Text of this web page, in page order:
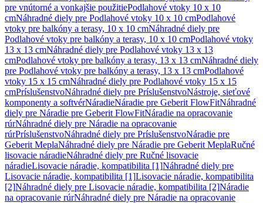
pre vnútorné a vonkajšie použitiePodlahové vtoky 10 x 10
cmNáhradné diely pre Podlahové vtoky 10 x 10 cmPodlahové
vtoky pre balkóny a terasy, 10 x 10 cmNáhradné diely pre
Podlahové vtoky pre balkóny a terasy, 10 x 10 cmPodlahové vtoky
13 x 13 cmNáhradné diely pre Podlahové vtoky 13 x 13
cmPodlahové vtoky pre balkóny a terasy, 13 x 13 cmNáhradné diely
pre Podlahové vtoky pre balkóny a terasy, 13 x 13 cmPodlahové
vtoky 15 x 15 cmNáhradné diely pre Podlahové vtoky 15 x 15
cmPríslušenstvoNáhradné diely pre PríslušenstvoNástroje, sieťové
komponenty a softvérNáradieNáradie pre Geberit FlowFitNáhradné
diely pre Náradie pre Geberit FlowFitNáradie na opracovanie
rúrNáhradné diely pre Náradie na opracovanie
rúrPríslušenstvoNáhradné diely pre PríslušenstvoNáradie pre
Geberit MeplaNáhradné diely pre Náradie pre Geberit MeplaRučné
lisovacie náradieNáhradné diely pre Ručné lisovacie
náradieLisovacie náradie, kompatibilita [1]Náhradné diely pre
Lisovacie náradie, kompatibilita [1]Lisovacie náradie, kompatibilita
[2]Náhradné diely pre Lisovacie náradie, kompatibilita [2]Náradie
na opracovanie rúrNáhradné diely pre Náradie na opracovanie